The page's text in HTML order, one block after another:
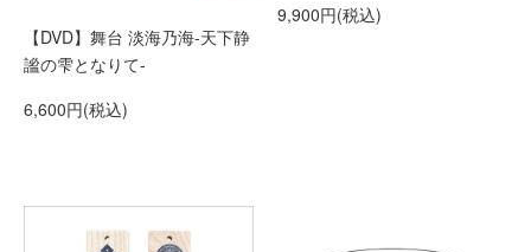
【DVD】舞台 淡海乃海-天下静
謐の雫となりて-
6,600円(税込)
9,900円(税込)